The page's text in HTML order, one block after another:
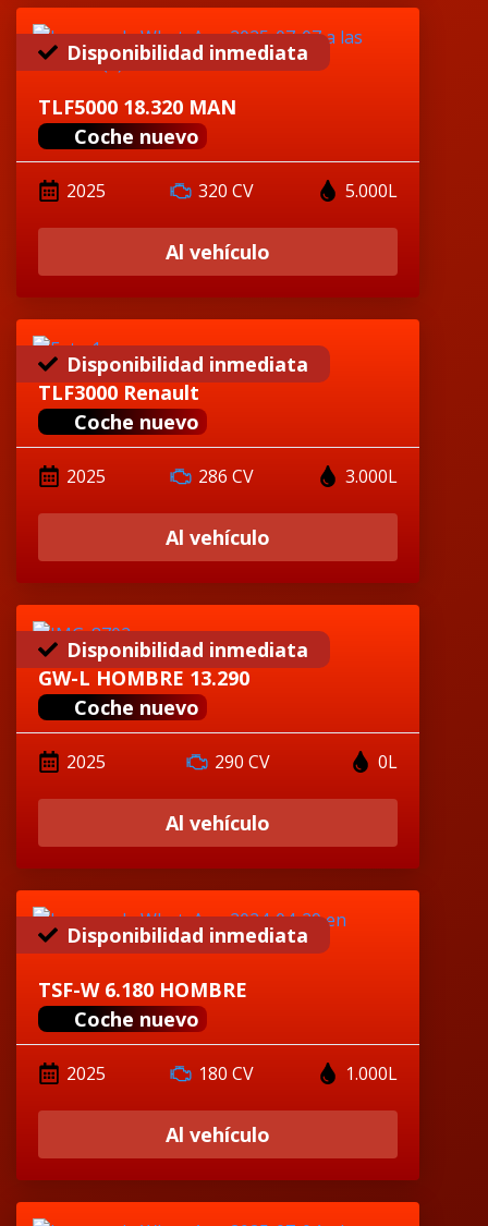
TLF5000 18.320 MAN
Coche nuevo
2025 320 CV 5.000L
Al vehículo
Disponibilidad inmediata
TLF3000 Renault
Coche nuevo
2025 286 CV 3.000L
Al vehículo
Disponibilidad inmediata
GW-L HOMBRE 13.290
Coche nuevo
2025 290 CV 0L
Al vehículo
Disponibilidad inmediata
TSF-W 6.180 HOMBRE
Coche nuevo
2025 180 CV 1.000L
Al vehículo
Disponibilidad inmediata